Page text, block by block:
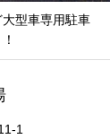
型車専用駐車
1